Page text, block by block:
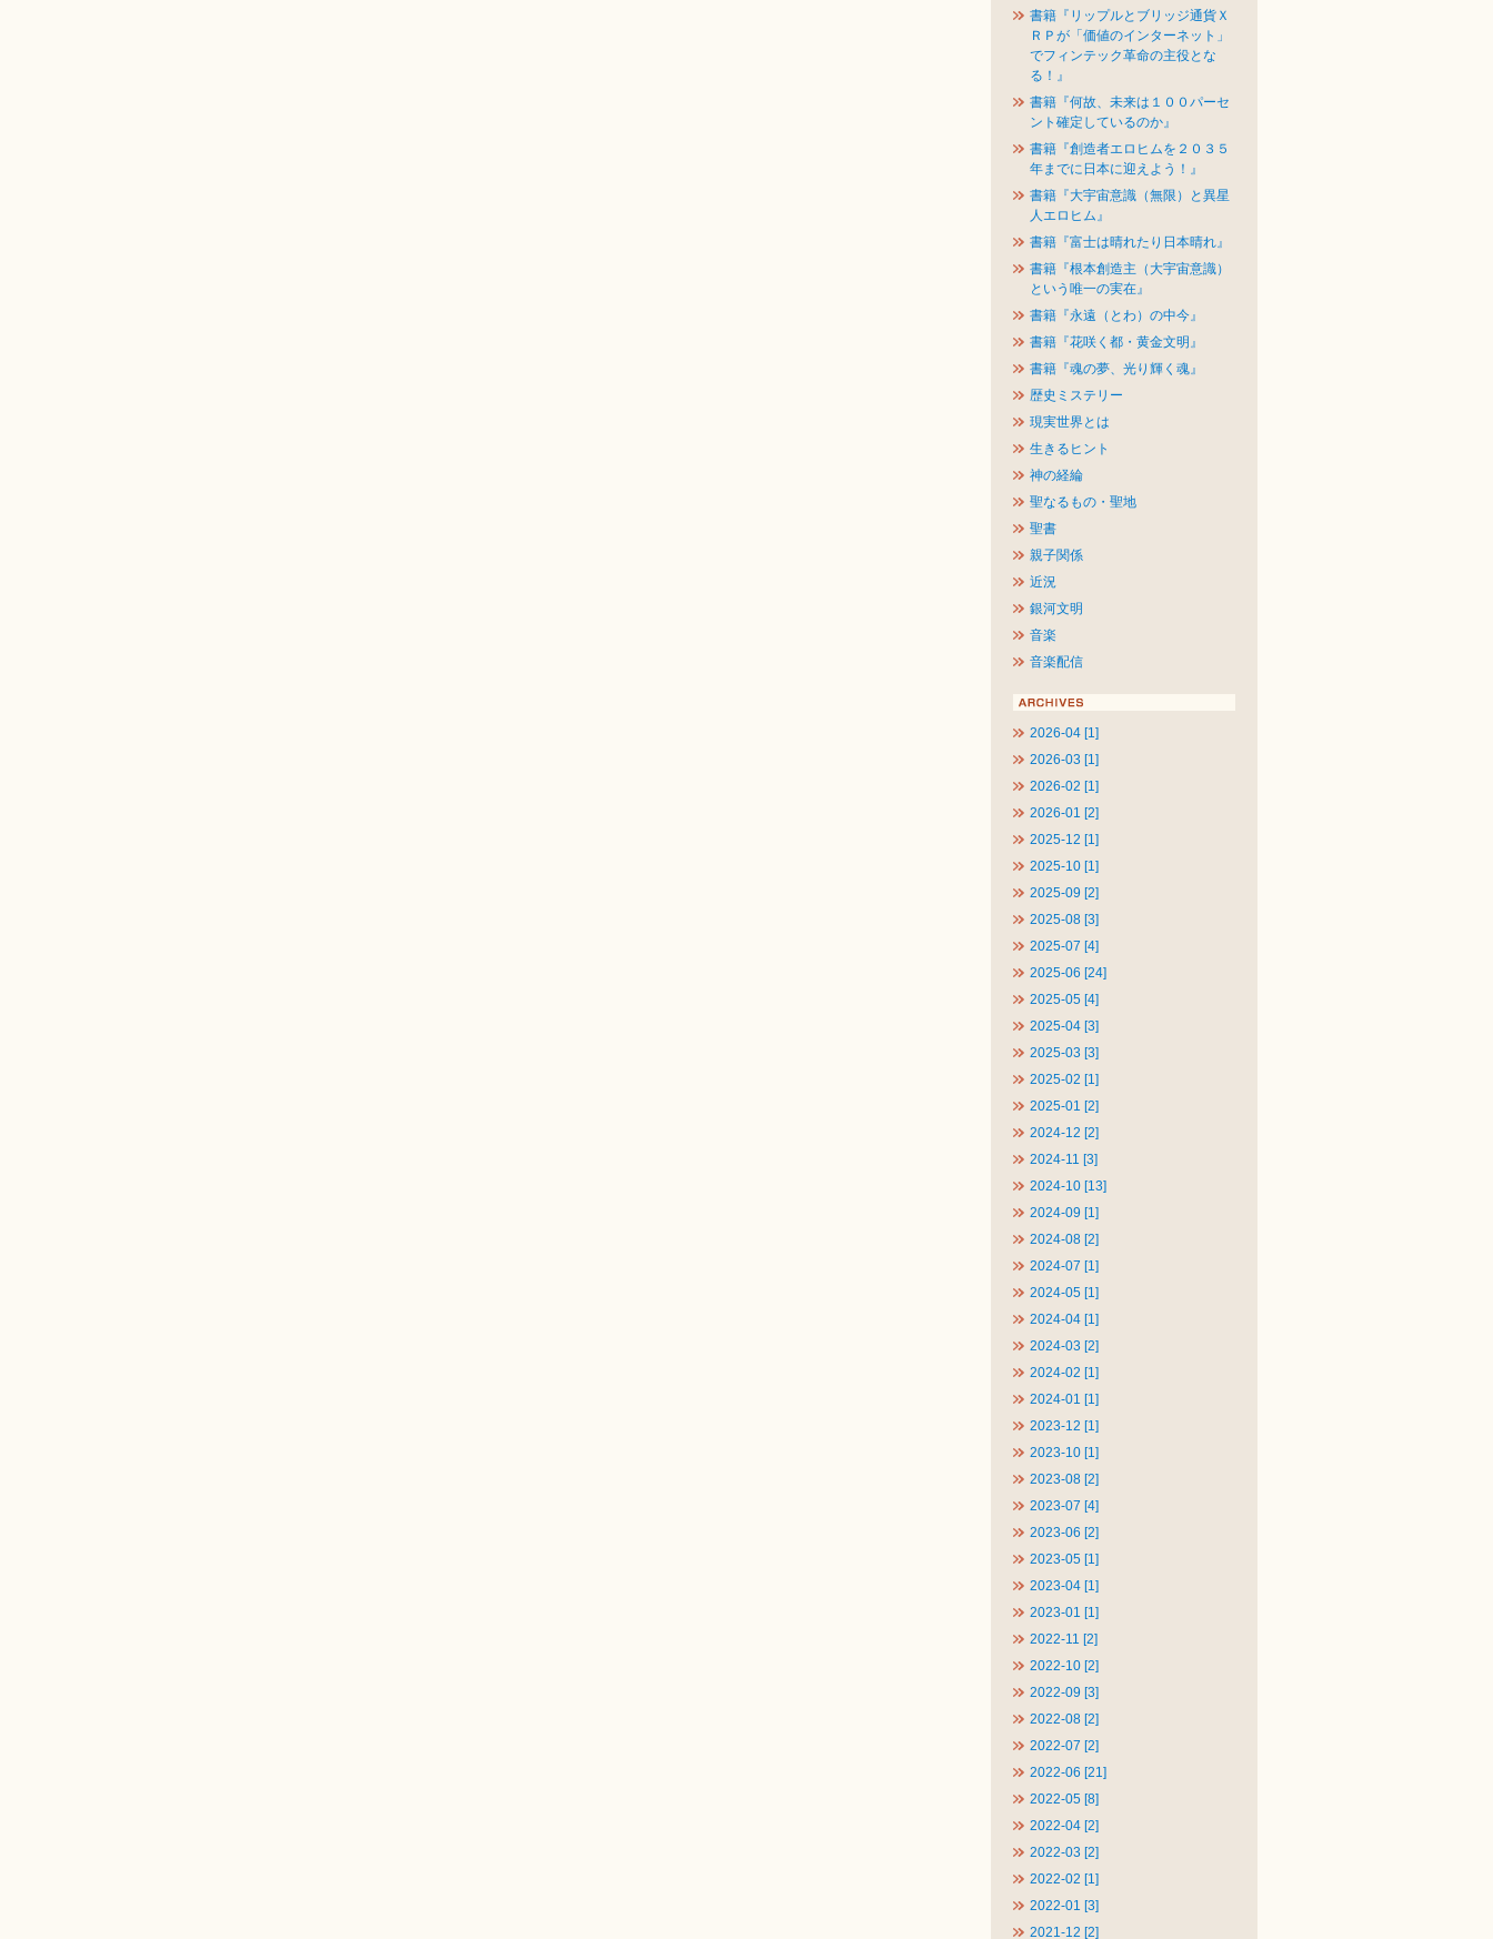
書籍『リップルとブリッジ通貨Ｘ
ＲＰが「価値のインターネット」
でフィンテック革命の主役とな
る！』
書籍『何故、未来は１００パーセ
ント確定しているのか』
書籍『創造者エロヒムを２０３５
年までに日本に迎えよう！』
書籍『大宇宙意識（無限）と異星
人エロヒム』
書籍『富士は晴れたり日本晴れ』
書籍『根本創造主（大宇宙意識）
という唯一の実在』
書籍『永遠（とわ）の中今』
書籍『花咲く都・黄金文明』
書籍『魂の夢、光り輝く魂』
歴史ミステリー
現実世界とは
生きるヒント
神の経綸
聖なるもの・聖地
聖書
親子関係
近況
銀河文明
音楽
音楽配信
2026-04 [1]
2026-03 [1]
2026-02 [1]
2026-01 [2]
2025-12 [1]
2025-10 [1]
2025-09 [2]
2025-08 [3]
2025-07 [4]
2025-06 [24]
2025-05 [4]
2025-04 [3]
2025-03 [3]
2025-02 [1]
2025-01 [2]
2024-12 [2]
2024-11 [3]
2024-10 [13]
2024-09 [1]
2024-08 [2]
2024-07 [1]
2024-05 [1]
2024-04 [1]
2024-03 [2]
2024-02 [1]
2024-01 [1]
2023-12 [1]
2023-10 [1]
2023-08 [2]
2023-07 [4]
2023-06 [2]
2023-05 [1]
2023-04 [1]
2023-01 [1]
2022-11 [2]
2022-10 [2]
2022-09 [3]
2022-08 [2]
2022-07 [2]
2022-06 [21]
2022-05 [8]
2022-04 [2]
2022-03 [2]
2022-02 [1]
2022-01 [3]
2021-12 [2]